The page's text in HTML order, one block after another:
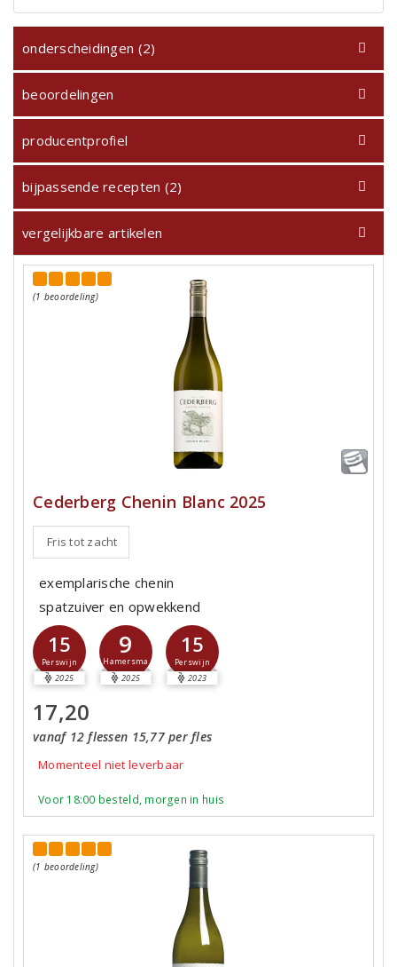
onderscheidingen (2)
beoordelingen
producentprofiel
bijpassende recepten (2)
vergelijkbare artikelen
(1 beoordeling)
Cederberg Chenin Blanc 2025
Fris tot zacht
exemplarische chenin
spatzuiver en opwekkend
15
Perswijn
2025
9
Hamersma
2025
15
Perswijn
2023
17,20
vanaf 12 flessen 15,77 per fles
Momenteel niet leverbaar
Voor 18:00 besteld, morgen in huis
(1 beoordeling)